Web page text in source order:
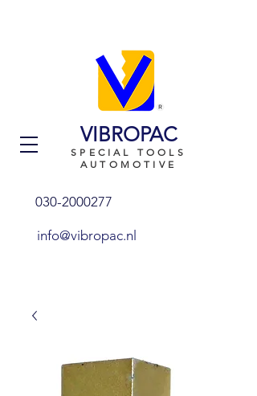
VIBROPAC
SPECIAL TOOLS
AUTOMOTIVE
030-2000277
info@vibropac.nl